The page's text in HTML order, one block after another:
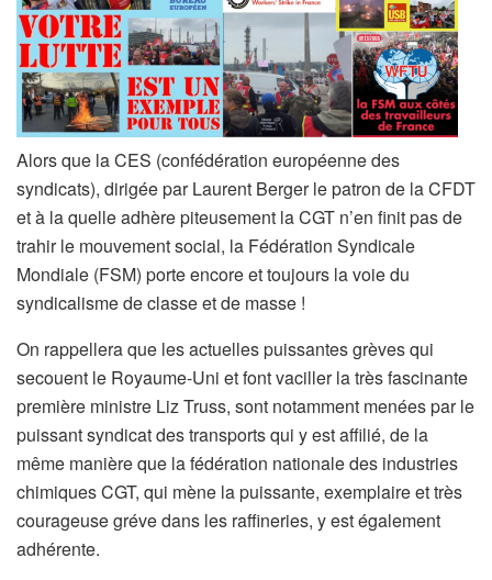
Alors que la CES (confédération européenne des
syndicats), dirigée par Laurent Berger le patron de la CFDT
et à la quelle adhère piteusement la CGT n’en finit pas de
trahir le mouvement social, la Fédération Syndicale
Mondiale (FSM) porte encore et toujours la voie du
syndicalisme de classe et de masse !
On rappellera que les actuelles puissantes grèves qui
secouent le Royaume-Uni et font vaciller la très fascinante
première ministre Liz Truss, sont notamment menées par le
puissant syndicat des transports qui y est affilié, de la
même manière que la fédération nationale des industries
chimiques CGT, qui mène la puissante, exemplaire et très
courageuse gréve dans les raffineries, y est également
adhérente.